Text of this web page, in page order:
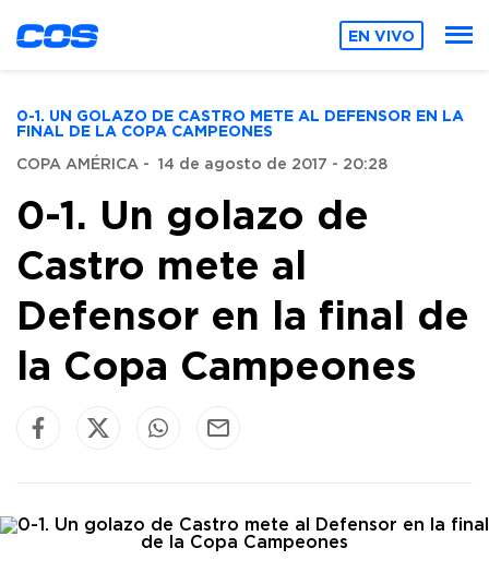
EN VIVO
0-1. UN GOLAZO DE CASTRO METE AL DEFENSOR EN LA
FINAL DE LA COPA CAMPEONES
COPA AMÉRICA - 14 de agosto de 2017 - 20:28
0-1. Un golazo de
Castro mete al
Defensor en la final de
la Copa Campeones